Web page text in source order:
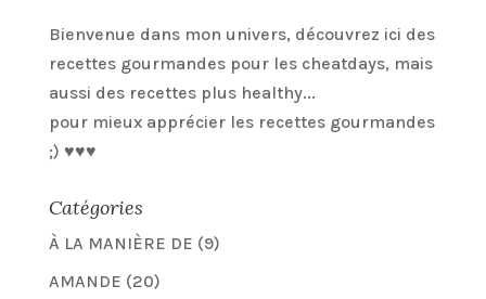
Bienvenue dans mon univers, découvrez ici des
recettes gourmandes pour les cheatdays, mais
aussi des recettes plus healthy...
pour mieux apprécier les recettes gourmandes
;) ♥♥♥
Catégories
À LA MANIÈRE DE (9)
AMANDE (20)